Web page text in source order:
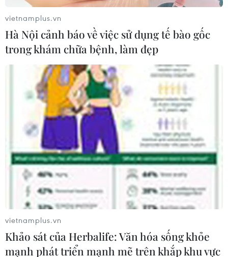
vietnamplus.vn
Hà Nội cảnh báo về việc sử dụng tế bào gốc
trong khám chữa bệnh, làm đẹp
vietnamplus.vn
Khảo sát của Herbalife: Văn hóa sống khỏe
mạnh phát triển mạnh mẽ trên khắp khu vực